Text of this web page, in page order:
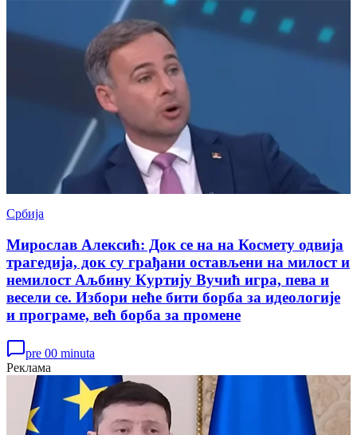
Србија
Мирослав Алексић: Док се на на Космету одвија
трагедија, док су грађани остављени на милост и
немилост Аљбину Куртију Вучић игра, пева и
весели се. Избори неће бити борба за идеологије
и програме, већ борба за промене
pre 00 minuta
Реклама